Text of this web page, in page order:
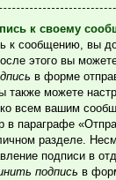
к своему
к сообщению, вы
этого вы
в форме
также можете
всем вашим
в параграфе
разделе.
подписи в
подпись в